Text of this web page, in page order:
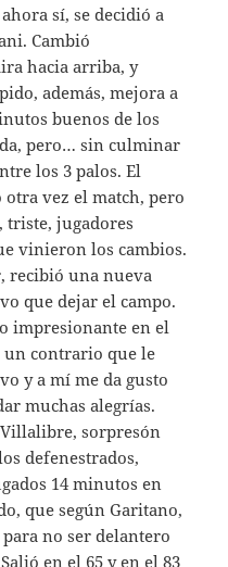
sí, se decidió a
Cambió
hacia arriba, y
además, mejora a
buenos de los
pero… sin culminar
los 3 palos. El
otra vez el match, pero
triste, jugadores
vinieron los cambios.
recibió una nueva
que dejar el campo.
impresionante en el
un contrario que le
y a mí me da gusto
muchas alegrías.
sorpresón
defenestrados,
14 minutos en
que según Garitano,
no ser delantero
en el 65 y en el 83